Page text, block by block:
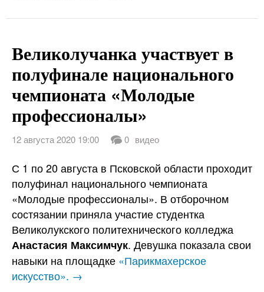
Великолучанка участвует в
полуфинале национального
чемпионата «Молодые
профессионалы»
12 августа 2020 19:00 0 видео
С 1 по 20 августа в Псковской области проходит
полуфинал национального чемпионата
«Молодые профессионалы». В отборочном
состязании приняла участие студентка
Великолукского политехнического колледжа
Анастасия Максимчук. Девушка показала свои
навыки на площадке «Парикмахерское
искусство». →